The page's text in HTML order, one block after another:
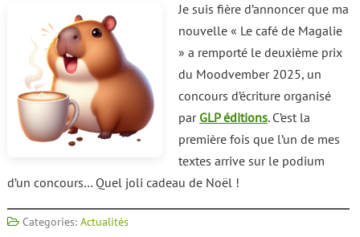
Je suis fière d’annoncer que ma
nouvelle « Le café de Magalie
» a remporté le deuxième prix
du Moodvember 2025, un
concours d’écriture organisé
par GLP éditions. C’est la
première fois que l’un de mes
textes arrive sur le podium
d’un concours… Quel joli cadeau de Noël !
Categories: Actualités